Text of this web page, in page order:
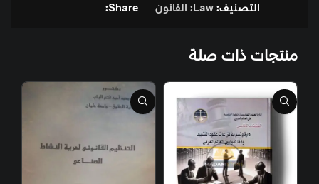
التصنيف: Law: القانون Share:
منتجات ذات صلة